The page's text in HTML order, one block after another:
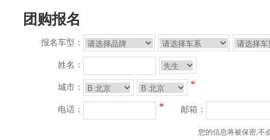
团购报名
报名车型：
姓名：
城市： *
电话： * 邮箱：
您的信息将被保密,不